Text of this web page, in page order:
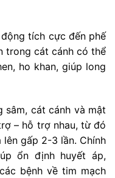
tích cực đến phế
trong cát cánh có thể
ho khan, giúp long
sâm, cát cánh và mật
– hỗ trợ nhau, từ đó
lên gấp 2-3 lần. Chính
ổn định huyết áp,
bệnh về tim mạch